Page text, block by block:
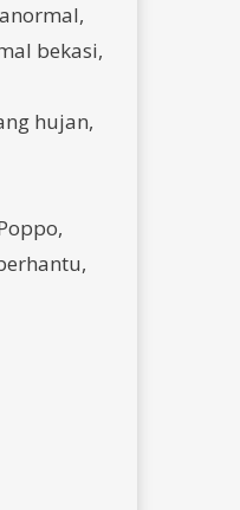
bekasi
hujan